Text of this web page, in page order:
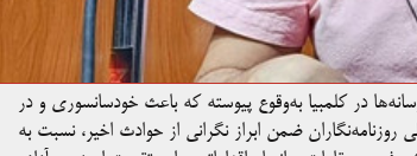
در کلمبیا به‌وقوع پیوسته که باعث خودسانسوری و در
روزنامه‌نگاران ضمن ابراز نگرانی از حوادث اخیر، نسبت به